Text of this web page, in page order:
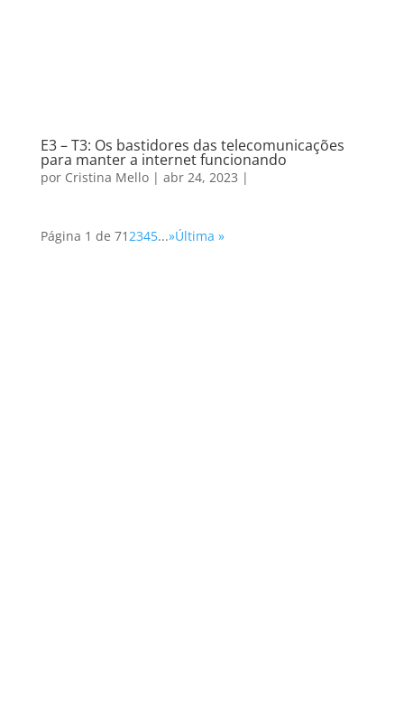
E3 – T3: Os bastidores das telecomunicações
para manter a internet funcionando
por Cristina Mello| abr 24, 2023 |
Página 1 de 712345...»Última »